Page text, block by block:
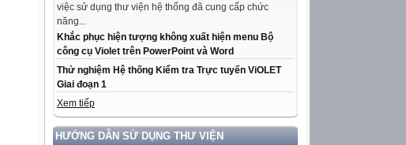
việc sử dụng thư viện hệ thống đã cung cấp chức
năng...
Khắc phục hiện tượng không xuất hiện menu Bộ
công cụ Violet trên PowerPoint và Word
Thử nghiệm Hệ thống Kiểm tra Trực tuyến ViOLET
Giai đoạn 1
Xem tiếp
HƯỚNG DẪN SỬ DỤNG THƯ VIỆN